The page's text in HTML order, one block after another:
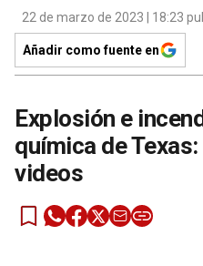
22 de marzo de 2023 | 18:23
Añadir como fuente en
Explosión e
química de
videos